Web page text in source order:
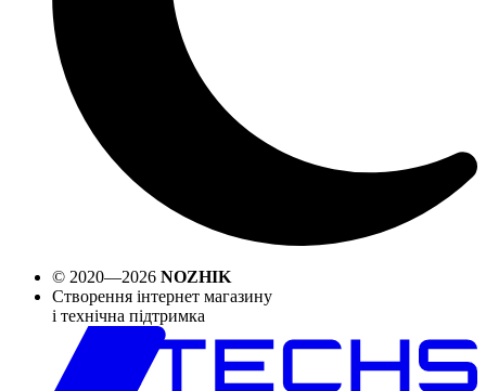
© 2020—2026 NOZHIK
Створення інтернет магазину
і технічна підтримка